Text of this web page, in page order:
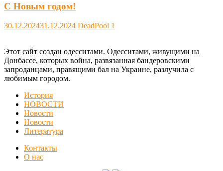
С Новым годом!
30.12.202431.12.2024 DeadPool 1
Этот сайт создан одесситами. Одесситами, живущими на
Донбассе, которых война, развязанная бандеровскими
запроданцами, правящими бал на Украине, разлучила с
любимым городом.
История
НОВОСТИ
Новости
Новости
Литература
Контакты
О нас